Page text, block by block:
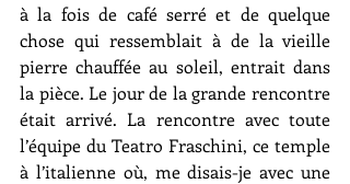
à la fois de café serré et de quelque
chose qui ressemblait à de la vieille
pierre chauffée au soleil, entrait dans
la pièce. Le jour de la grande rencontre
était arrivé. La rencontre avec toute
l’équipe du Teatro Fraschini, ce temple
à l’italienne où, me disais-je avec une